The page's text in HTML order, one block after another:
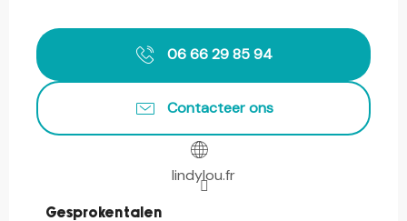
06 66 29 85 94
Contacteer ons
lindylou.fr
Gesproken talen
Gesproken talen